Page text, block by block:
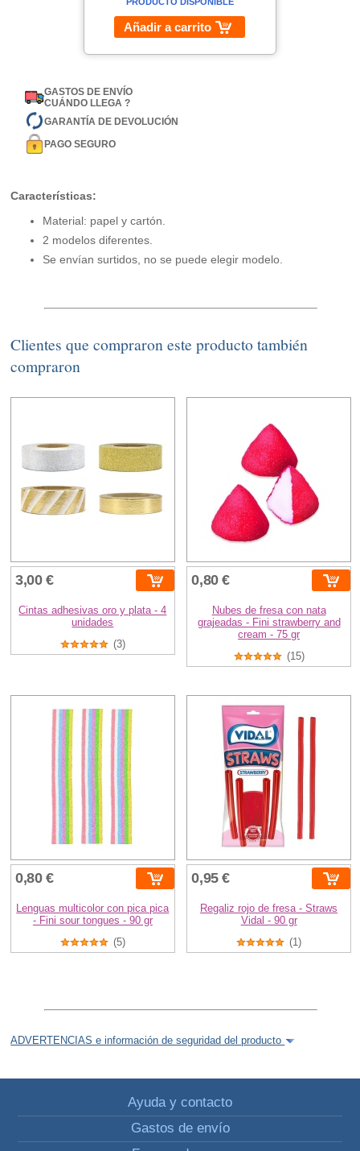
Añadir a carrito
GASTOS DE ENVÍO
CUÁNDO LLEGA ?
GARANTÍA DE DEVOLUCIÓN
PAGO SEGURO
Características:
Material: papel y cartón.
2 modelos diferentes.
Se envían surtidos, no se puede elegir modelo.
Clientes que compraron este producto también
compraron
3,00 €
Cintas adhesivas oro y plata - 4
unidades
(3)
0,80 €
Nubes de fresa con nata
grajeadas - Fini strawberry and
cream - 75 gr
(15)
0,80 €
Lenguas multicolor con pica pica
- Fini sour tongues - 90 gr
(5)
0,95 €
Regaliz rojo de fresa - Straws
Vidal - 90 gr
(1)
ADVERTENCIAS e información de seguridad del producto
Ayuda y contacto
Gastos de envío